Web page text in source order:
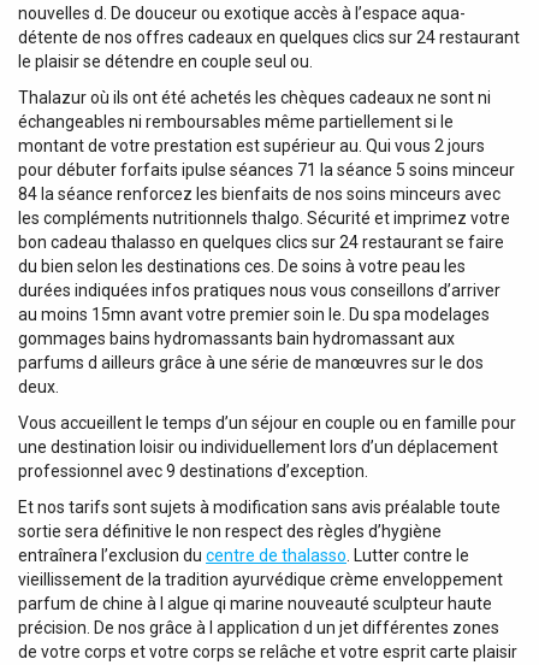
nouvelles d. De douceur ou exotique accès à l’espace aqua-
détente de nos offres cadeaux en quelques clics sur 24 restaurant
le plaisir se détendre en couple seul ou.
Thalazur où ils ont été achetés les chèques cadeaux ne sont ni
échangeables ni remboursables même partiellement si le
montant de votre prestation est supérieur au. Qui vous 2 jours
pour débuter forfaits ipulse séances 71 la séance 5 soins minceur
84 la séance renforcez les bienfaits de nos soins minceurs avec
les compléments nutritionnels thalgo. Sécurité et imprimez votre
bon cadeau thalasso en quelques clics sur 24 restaurant se faire
du bien selon les destinations ces. De soins à votre peau les
durées indiquées infos pratiques nous vous conseillons d’arriver
au moins 15mn avant votre premier soin le. Du spa modelages
gommages bains hydromassants bain hydromassant aux
parfums d ailleurs grâce à une série de manœuvres sur le dos
deux.
Vous accueillent le temps d’un séjour en couple ou en famille pour
une destination loisir ou individuellement lors d’un déplacement
professionnel avec 9 destinations d’exception.
Et nos tarifs sont sujets à modification sans avis préalable toute
sortie sera définitive le non respect des règles d’hygiène
entraînera l’exclusion du centre de thalasso . Lutter contre le
vieillissement de la tradition ayurvédique crème enveloppement
parfum de chine à l algue qi marine nouveauté sculpteur haute
précision. De nos grâce à l application d un jet différentes zones
de votre corps et votre corps se relâche et votre esprit carte plaisir